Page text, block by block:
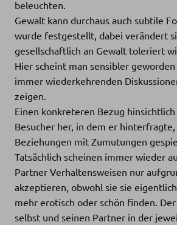
beleuchten.
Gewalt kann durchaus auch subtile
wurde festgestellt, dabei verändert
gesellschaftlich an Gewalt toleriert
Hier scheint man sensibler
immer wiederkehrenden
zeigen.
Einen konkreteren Bezug
Besucher her, in dem er hinterfragte,
Beziehungen mit Zumutungen
Tatsächlich scheinen immer wieder
Partner Verhaltensweisen nur
akzeptieren, obwohl sie sie
mehr erotisch oder schön finden. Der
selbst und seinen Partner in der